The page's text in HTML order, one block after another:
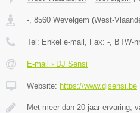
-, 8560 Wevelgem (West-
Tel: Enkel e-mail , Fax: -, BTW-
E-mail › DJ Sensi
Website: https://www.djsensi.be
Met meer dan 20 jaar ervaring,